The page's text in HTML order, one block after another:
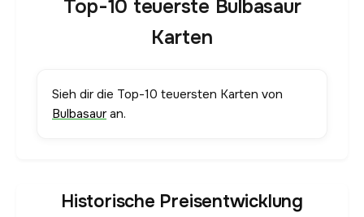
Top-10 teuerste Bulbasaur
Karten
Sieh dir die Top-10 teuersten Karten von
Bulbasauran.
Historische Preisentwicklung